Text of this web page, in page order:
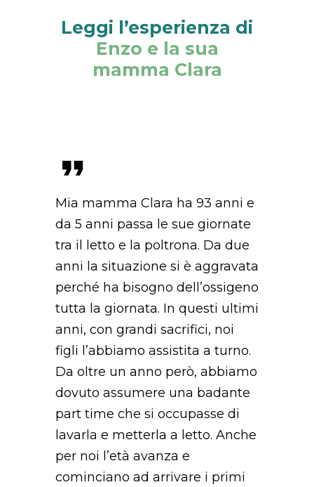
Leggi l’esperienza di
Enzo e la sua
mamma Clara
Mia mamma Clara ha 93 anni e
da 5 anni passa le sue giornate
tra il letto e la poltrona. Da due
anni la situazione si è aggravata
perché ha bisogno dell’ossigeno
tutta la giornata. In questi ultimi
anni, con grandi sacrifici, noi
figli l’abbiamo assistita a turno.
Da oltre un anno però, abbiamo
dovuto assumere una badante
part time che si occupasse di
lavarla e metterla a letto. Anche
per noi l’età avanza e
cominciano ad arrivare i primi